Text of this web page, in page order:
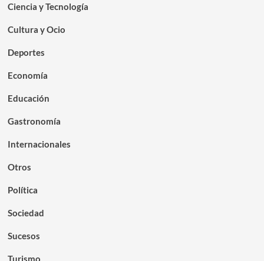
Ciencia y Tecnología
Cultura y Ocio
Deportes
Economía
Educación
Gastronomía
Internacionales
Otros
Política
Sociedad
Sucesos
Turismo